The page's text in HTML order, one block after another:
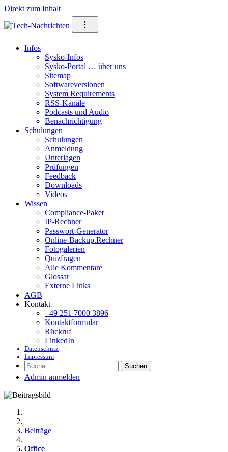
Direkt zum Inhalt
⁝
Infos
Sysko-Infos
Sysko-Portal … über uns
Sitemap
Softwareversionen
System Requirements
RSS-Kanäle
Podcasts und Audio
Benachrichtigung
Schulungen
Schulungen
Anmeldung
Unterlagen
Prüfungen
Feedback
Downloads
Videos
Wissen
Compliance-Paket
IP-Rechner
Passwort-Generator
Online-Backup.Rechner
Fotogalerien
Quizfragen
Alle Kommentare
Glossar
Externe Links
AGB
Kontakt
+49 251 7000 3896
Kontaktformular
Rückruf
LinkedIn
Datenschutz
Impressum
Suchen
Admin anmelden
Beiträge
Office